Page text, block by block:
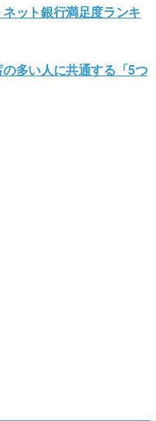
ット銀行満足度ランキ
の多い人に共通する「5つ